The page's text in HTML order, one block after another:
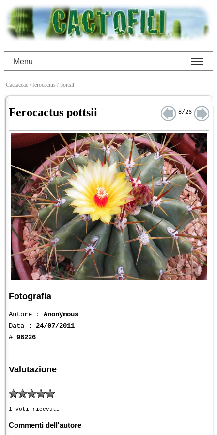
Menu
Cactaceae / ferocactus / pottsii
Ferocactus pottsii 8/26
Fotografia
Autore : Anonymous
Data : 24/07/2011
# 96226
Valutazione
1 voti ricevuti
Commenti dell'autore